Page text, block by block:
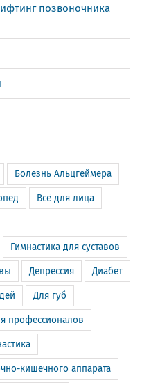
позвоночника
Болезнь Альцгеймера
Всё для лица
Гимнастика для суставов
Депрессия Диабет
Для губ
профессионалов
кишечного аппарата